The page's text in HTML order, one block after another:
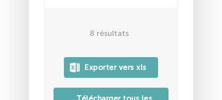
8 résultats